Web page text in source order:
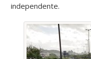
independente.